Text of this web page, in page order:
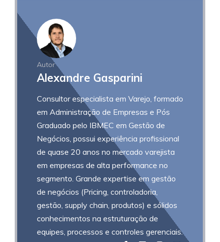
Autor
Alexandre Gasparini
Consultor especialista em Varejo, formado
em Administração de Empresas e Pós
Graduado pelo IBMEC em Gestão de
Negócios, possui experiência profissional
de quase 20 anos no mercado varejista
em empresas de alta performance no
segmento. Grande expertise em gestão
de negócios (Pricing, controladoria,
gestão, supply chain, produtos) e sólidos
conhecimentos na estruturação de
equipes, processos e controles gerenciais.